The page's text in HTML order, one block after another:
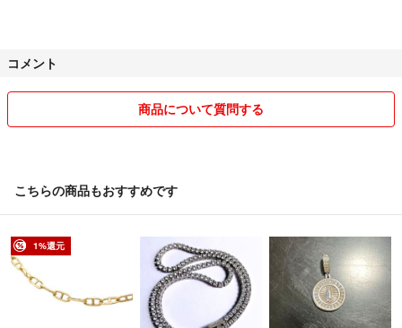
コメント
商品について質問する
こちらの商品もおすすめです
1%還元